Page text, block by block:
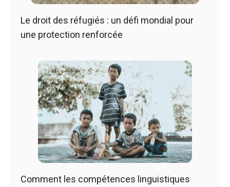
Le droit des réfugiés : un défi mondial pour
une protection renforcée
Comment les compétences linguistiques